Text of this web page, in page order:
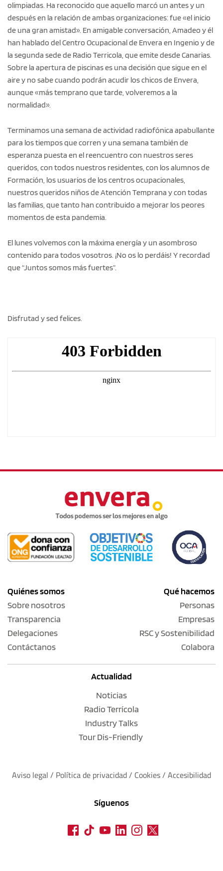
olimpiadas. Ha reconocido que aquello marcó un antes y un
después en la relación de ambas organizaciones: fue «el inicio
de una gran amistad». En amigable conversación, Amadeo y él
han hablado del Centro Ocupacional de Envera en Ingenio y de
la segunda sede de Radio Terricola, que emite desde Canarias.
Sobre la apertura de piscinas es una decisión que sigue en el
aire y no sabe cuando podrán acudir los chicos de Envera,
aunque «más temprano que tarde, volveremos a la
normalidad».
Terminamos una semana de actividad radiofónica apabullante
para los tiempos que corren y una semana también de
esperanza puesta en el reencuentro con nuestros seres
queridos, con todos nuestros residentes, con los alumnos de
Formación, los usuarios de los centros ocupacionales,
nuestros queridos niños de Atención Temprana y con todas
las familias, que tanto han contribuido a mejorar los peores
momentos de esta pandemia.
El lunes volvemos con la máxima energía y un asombroso
contenido para todos vosotros. ¡No os lo perdáis! Y recordad
que “Juntos somos más fuertes”.
Disfrutad y sed felices.
Quiénes somos
Sobre nosotros
Transparencia
Delegaciones
Contáctanos
Qué hacemos
Personas
Empresas
RSC y Sostenibilidad
Colabora
Actualidad
Noticias
Radio Terrícola
Industry Talks
Tour Dis-Friendly
Aviso legal / Política de privacidad / Cookies / Accesibilidad
Síguenos